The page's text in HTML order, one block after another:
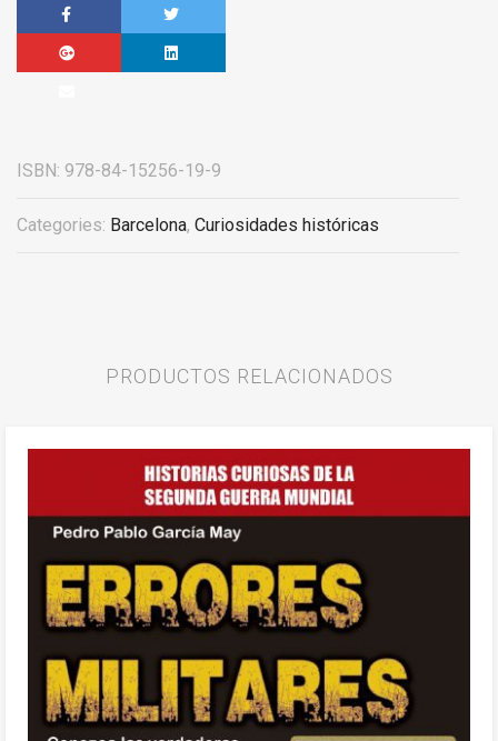
ISBN: 978-84-15256-19-9
Categories: Barcelona, Curiosidades históricas
PRODUCTOS RELACIONADOS